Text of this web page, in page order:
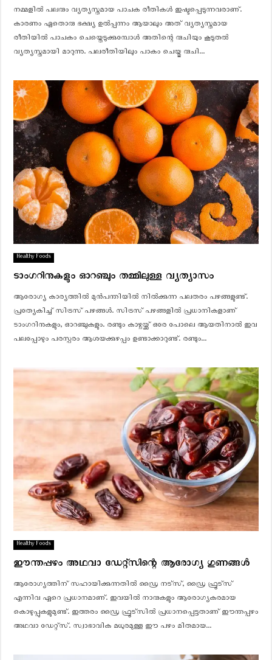
നമ്മളിൽ പലരും വ്യത്യസ്തമായ പാചക രീതികൾ ഇഷ്ടപ്പെടുന്നവരാണ്.
കാരണം ഏതൊരു ഭക്ഷ്യ ഉൽപ്പന്നം ആയാലും അത് വ്യത്യസ്തമായ
രീതിയിൽ പാചകം ചെയ്തെടുക്കുമ്പോൾ അതിന്റെ രുചിയും കൂടുതൽ
വ്യത്യസ്തമായി മാറുന്നു. പലരീതിയിലും പാകം ചെയ്തു രുചി...
Healthy Foods
ടാംഗറിനുകളും ഓറഞ്ചും തമ്മിലുള്ള വ്യത്യാസം
ആരോഗ്യ കാര്യത്തിൽ മുൻപന്തിയിൽ നിൽക്കുന്ന പലതരം പഴങ്ങളുണ്ട്.
പ്രത്യേകിച്ച് സിട്രസ് പഴങ്ങൾ. സിട്രസ് പഴങ്ങളിൽ പ്രധാനികളാണ്
ടാംഗറിനുകളും, ഓറഞ്ചുകളും. രണ്ടും കാഴ്ചയ്ക്ക് ഒരേ പോലെ ആയതിനാല്‍ ഇവ
പലപ്പോഴും പരസ്പരം ആശയക്കുഴപ്പം ഉണ്ടാക്കാറുണ്ട്. രണ്ടും...
Healthy Foods
ഈന്തപ്പഴം അഥവാ ഡേറ്റ്‌സിന്റെ ആരോഗ്യ ഗുണങ്ങൾ
ആരോഗ്യത്തിന് സഹായിക്കുന്നതില്‍ ഡ്രൈ നട്‌സ്, ഡ്രൈ ഫ്രൂട്‌സ്
എന്നിവ ഏറെ പ്രധാനമാണ്. ഇവയില്‍ നാരുകളും ആരോഗ്യകരമായ
കൊഴുപ്പുകളുമുണ്ട്. ഇത്തരം ഡ്രൈ ഫ്രൂട്‌സില്‍ പ്രധാനപ്പെട്ടതാണ് ഈന്തപ്പഴം
അഥവാ ഡേറ്റ്‌സ്. സ്വാഭാവിക മധുരമുള്ള ഈ പഴം മിതമായ...